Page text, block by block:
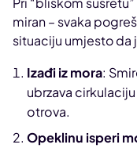
miran – svaka
situaciju umjesto da
Izađi iz mora:
ubrzava
otrova.
Opeklinu isperi